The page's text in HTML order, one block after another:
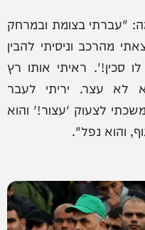
"עברתי בצומת ובמרחק
יצאתי מהרכב וניסיתי להבין
סכין!'. ראיתי אותו רץ
לא עצר. יריתי לעבר
לצעוק 'עצור!' והוא
והוא נפל".